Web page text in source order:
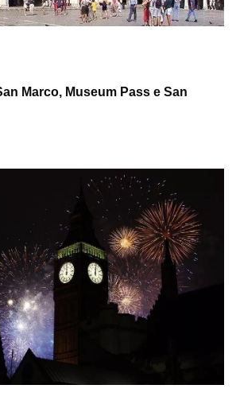
Marco, Museum Pass e San